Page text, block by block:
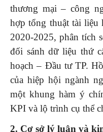
thương mại – công
hợp tổng thuật tài liệu
2020-2025, phân tích
đối sánh dữ liệu thứ
hoạch – Đầu tư TP.
của hiệp hội ngành
một khung hàm ý
KPI và lộ trình cụ thể
2. Cơ sở lý luận và